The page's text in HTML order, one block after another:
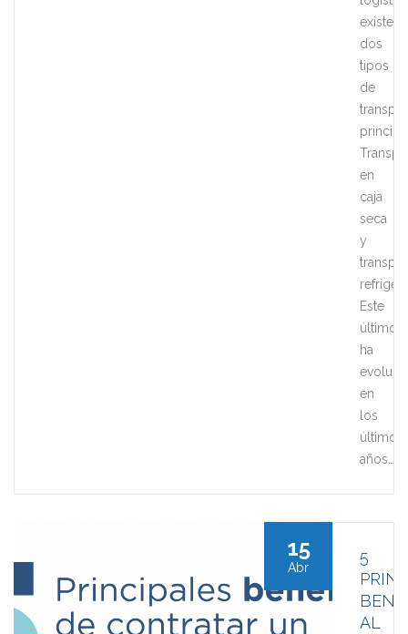
existen
dos
tipos
de
en
caja
seca
y
Este
último
ha
en
los
últimos
años…
15
Abr
5
AL